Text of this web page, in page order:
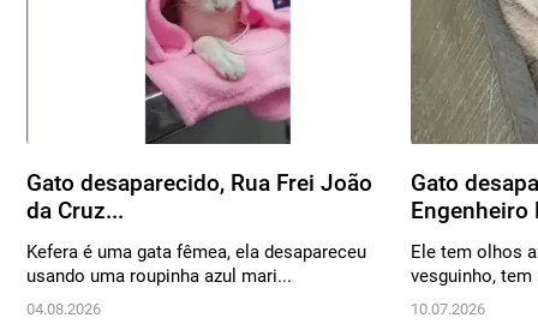
Gato desaparecido, Rua Frei João
da Cruz...
Kefera é uma gata fêmea, ela desapareceu
usando uma roupinha azul mari...
04.08.2026
Gato
Engenheiro
Ele tem olhos
vesguinho,
10.07.2026